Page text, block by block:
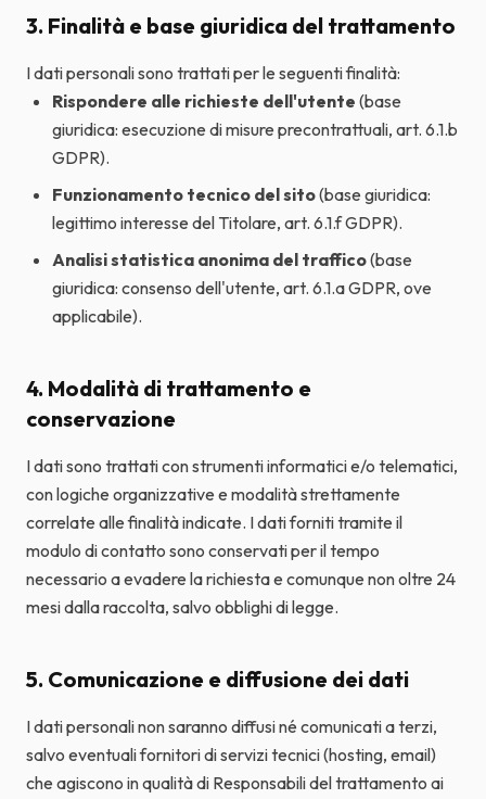
3. Finalità e base giuridica del trattamento
I dati personali sono trattati per le seguenti finalità:
Rispondere alle richieste dell'utente (base
giuridica: esecuzione di misure precontrattuali, art. 6.1.b
GDPR).
Funzionamento tecnico del sito(base giuridica:
legittimo interesse del Titolare, art. 6.1.f GDPR).
Analisi statistica anonima del traffico(base
giuridica: consenso dell'utente, art. 6.1.a GDPR, ove
applicabile).
4. Modalità di trattamento e
conservazione
I dati sono trattati con strumenti informatici e/o telematici,
con logiche organizzative e modalità strettamente
correlate alle finalità indicate. I dati forniti tramite il
modulo di contatto sono conservati per il tempo
necessario a evadere la richiesta e comunque non oltre 24
mesi dalla raccolta, salvo obblighi di legge.
5. Comunicazione e diffusione dei dati
I dati personali non saranno diffusi né comunicati a terzi,
salvo eventuali fornitori di servizi tecnici (hosting, email)
che agiscono in qualità di Responsabili del trattamento ai